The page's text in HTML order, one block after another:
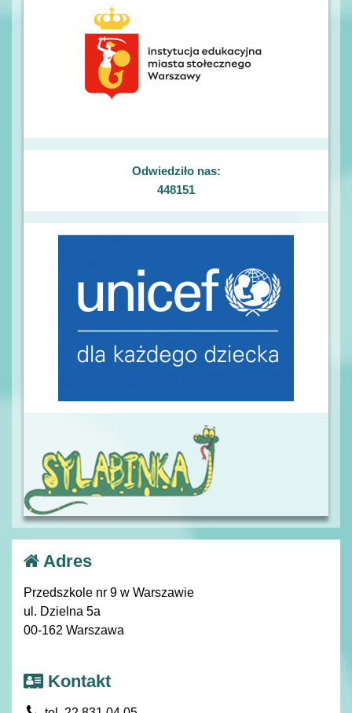
Odwiedziło nas:
448151
Adres
Przedszkole nr 9 w Warszawie
ul. Dzielna 5a
00-162 Warszawa
Kontakt